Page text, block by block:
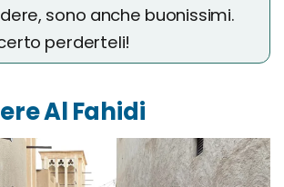
sono anche buonissimi.
perderteli!
Al Fahidi